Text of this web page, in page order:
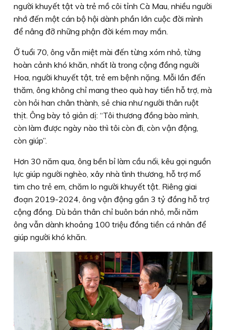
người khuyết tật và trẻ mồ côi tỉnh Cà Mau, nhiều người
nhớ đến một cán bộ hội dành phần lớn cuộc đời mình
để nâng đỡ những phận đời kém may mắn.
Ở tuổi 70, ông vẫn miệt mài đến từng xóm nhỏ, từng
hoàn cảnh khó khăn, nhất là trong cộng đồng người
Hoa, người khuyết tật, trẻ em bệnh nặng. Mỗi lần đến
thăm, ông không chỉ mang theo quà hay tiền hỗ trợ, mà
còn hỏi han chân thành, sẻ chia như người thân ruột
thịt. Ông bày tỏ giản dị: “Tôi thương đồng bào mình,
còn làm được ngày nào thì tôi còn đi, còn vận động,
còn giúp”.
Hơn 30 năm qua, ông bền bỉ làm cầu nối, kêu gọi nguồn
lực giúp người nghèo, xây nhà tình thương, hỗ trợ mổ
tim cho trẻ em, chăm lo người khuyết tật. Riêng giai
đoạn 2019-2024, ông vận động gần 3 tỷ đồng hỗ trợ
cộng đồng. Dù bản thân chỉ buôn bán nhỏ, mỗi năm
ông vẫn dành khoảng 100 triệu đồng tiền cá nhân để
giúp người khó khăn.